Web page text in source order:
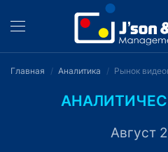
Главная Аналитика Рынок
Август